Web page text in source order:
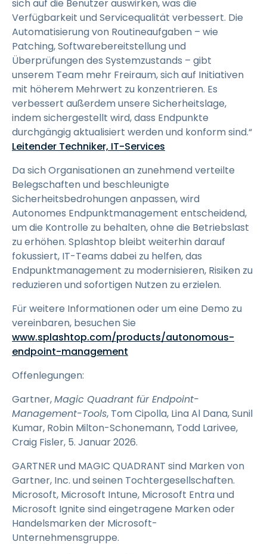
sich auf die Benutzer auswirken, was die
Verfügbarkeit und Servicequalität verbessert. Die
Automatisierung von Routineaufgaben – wie
Patching, Softwarebereitstellung und
Überprüfungen des Systemzustands – gibt
unserem Team mehr Freiraum, sich auf Initiativen
mit höherem Mehrwert zu konzentrieren. Es
verbessert außerdem unsere Sicherheitslage,
indem sichergestellt wird, dass Endpunkte
durchgängig aktualisiert werden und konform sind.“
Leitender Techniker, IT-Services
Da sich Organisationen an zunehmend verteilte
Belegschaften und beschleunigte
Sicherheitsbedrohungen anpassen, wird
Autonomes Endpunktmanagement entscheidend,
um die Kontrolle zu behalten, ohne die Betriebslast
zu erhöhen. Splashtop bleibt weiterhin darauf
fokussiert, IT-Teams dabei zu helfen, das
Endpunktmanagement zu modernisieren, Risiken zu
reduzieren und sofortigen Nutzen zu erzielen.
Für weitere Informationen oder um eine Demo zu
vereinbaren, besuchen Sie
www.splashtop.com/products/autonomous-
endpoint-management
Offenlegungen:
Gartner,Magic Quadrant für Endpoint-
Management-Tools, Tom Cipolla, Lina Al Dana, Sunil
Kumar, Robin Milton-Schonemann, Todd Larivee,
Craig Fisler, 5. Januar 2026.
GARTNER und MAGIC QUADRANT sind Marken von
Gartner, Inc. und seinen Tochtergesellschaften.
Microsoft, Microsoft Intune, Microsoft Entra und
Microsoft Ignite sind eingetragene Marken oder
Handelsmarken der Microsoft-
Unternehmensgruppe.